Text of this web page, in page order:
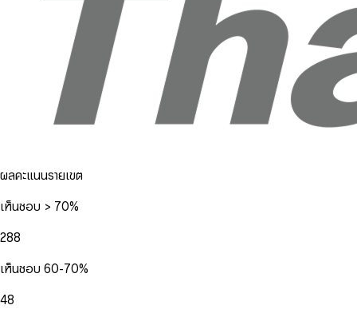
ผลคะแนนรายเขต
เห็นชอบ > 70%
288
เห็นชอบ 60-70%
48